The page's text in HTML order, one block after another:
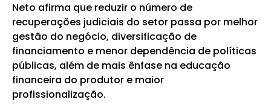
Neto afirma que reduzir o número de
recuperações judiciais do setor passa por melhor
gestão do negócio, diversificação de
financiamento e menor dependência de políticas
públicas, além de mais ênfase na educação
financeira do produtor e maior
profissionalização.